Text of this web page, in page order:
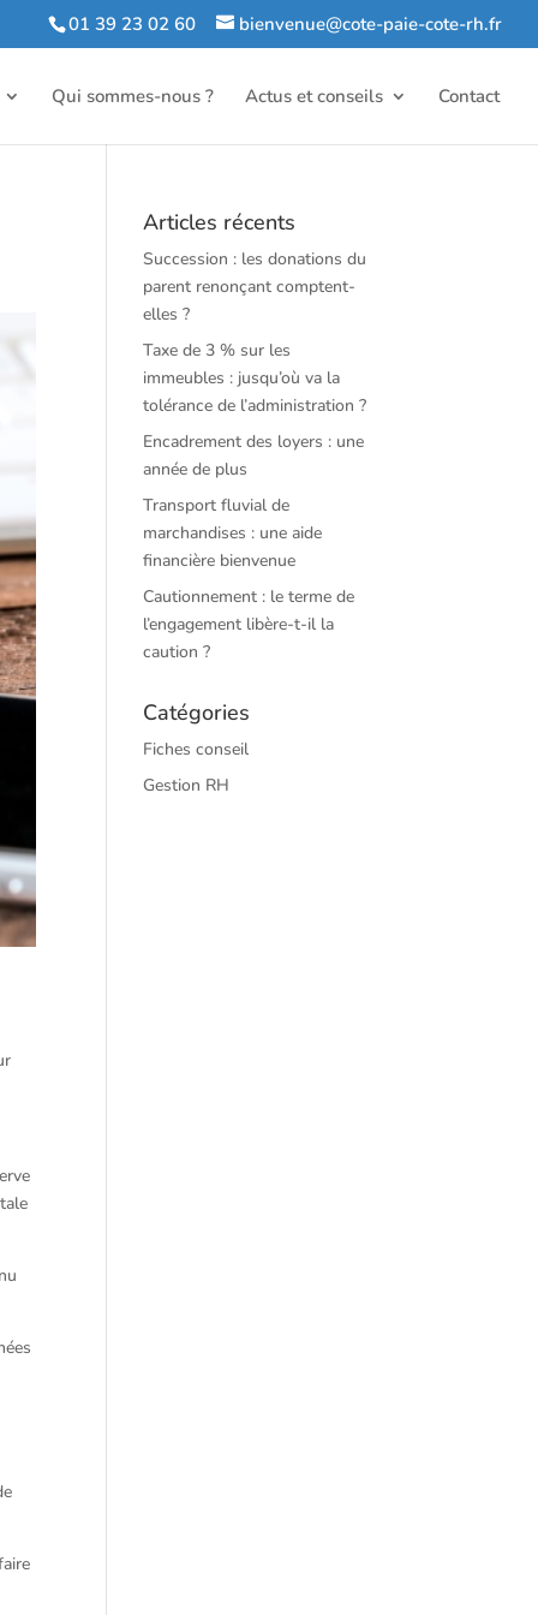
01 39 23 02 60 bienvenue@cote-paie-cote-rh.fr
Qui sommes-nous ? Actus et conseils Contact
Articles récents
Succession : les donations du
parent renonçant comptent-
elles ?
Taxe de 3 % sur les
immeubles : jusqu’où va la
tolérance de l’administration ?
Encadrement des loyers : une
année de plus
Transport fluvial de
marchandises : une aide
financière bienvenue
Cautionnement : le terme de
l’engagement libère-t-il la
caution ?
Catégories
Fiches conseil
Gestion RH